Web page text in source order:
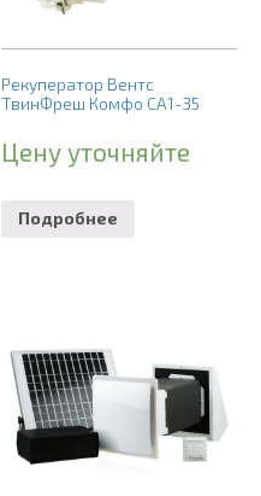
Рекуператор Вентс
ТвинФреш Комфо СА1-35
Цену уточняйте
Подробнее